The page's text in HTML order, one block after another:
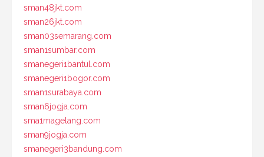
sman48jkt.com
sman26jkt.com
sman03semarang.com
sman1sumbar.com
smanegeri1bantul.com
smanegeri1bogor.com
sman1surabaya.com
sman6jogja.com
sma1magelang.com
sman9jogja.com
smanegeri3bandung.com